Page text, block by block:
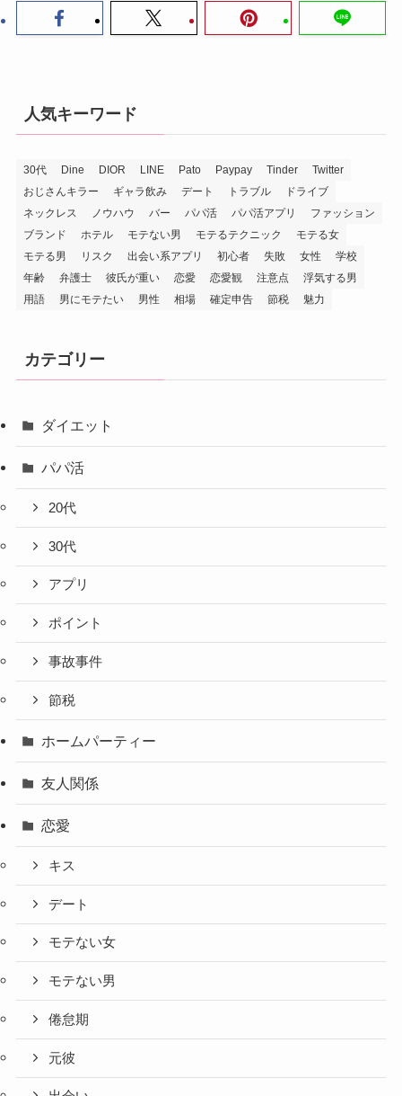
人気キーワード
30代 Dine DIOR LINE Pato Paypay Tinder
Twitter
おじさんキラー
ギャラ飲み デート トラブル
ドライブ
ネックレス
ノウハウ バー パパ活 パパ活アプリ
ファッション
ブランド
ホテル モテない男 モテるテクニック
モテる女
モテる男
リスク 出会い系アプリ 初心者 失敗 女性
学校
年齢
弁護士 彼氏が重い 恋愛 恋愛観 注意点
浮気する男
用語
男にモテたい 男性 相場 確定申告 節税 魅力
カテゴリー
ダイエット
パパ活
20代
30代
アプリ
ポイント
事故事件
節税
ホームパーティー
友人関係
恋愛
キス
デート
モテない女
モテない男
倦怠期
元彼